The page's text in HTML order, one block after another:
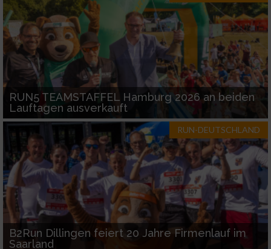
RUN5 TEAMSTAFFEL Hamburg 2026 an beiden
Lauftagen ausverkauft
RUN-DEUTSCHLAND
B2Run Dillingen feiert 20 Jahre Firmenlauf im
Saarland